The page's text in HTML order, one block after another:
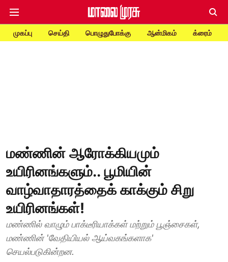
முகப்பு செய்தி பொழுதுபோக்கு ஆன்மிகம் க்ரைம்
மண்ணின் ஆரோக்கியமும்
உயிரினங்களும்.. பூமியின்
வாழ்வாதாரத்தைக் காக்கும் சிறு
உயிரினங்கள்!
மண்ணில் வாழும் பாக்டீரியாக்கள் மற்றும் பூஞ்சைகள்,
மண்ணின் 'வேதியியல் ஆய்வகங்களாக'
செயல்படுகின்றன.